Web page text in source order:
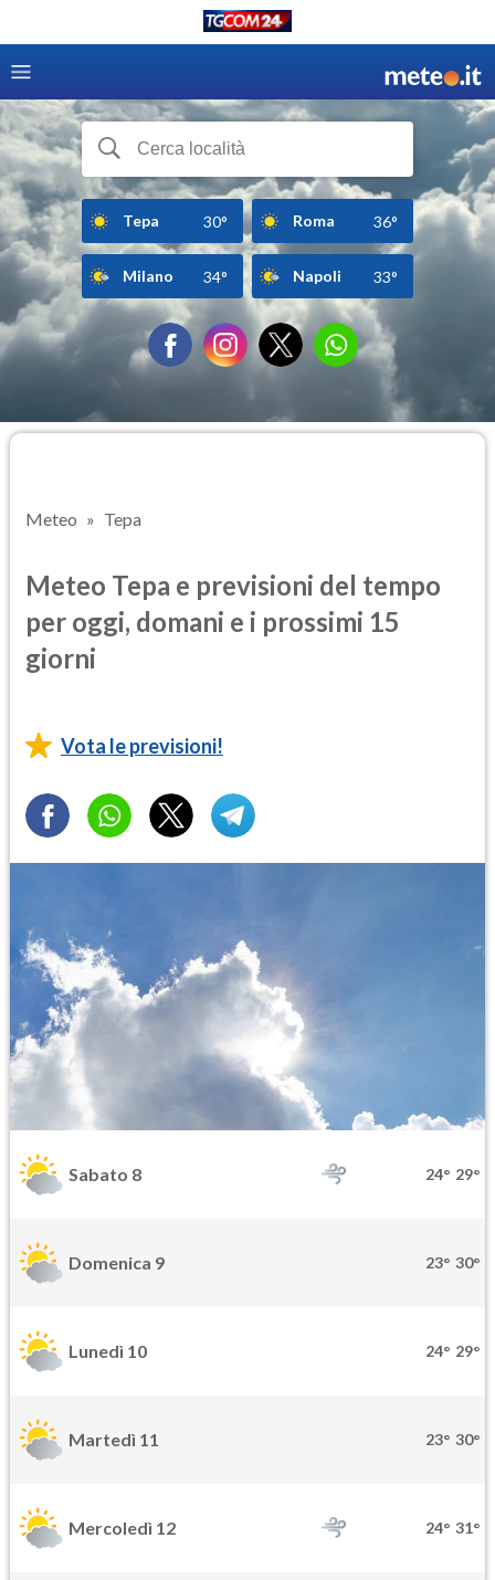
Tepa 30° Roma 36°
Milano 34° Napoli 33°
Meteo Tepa
Meteo Tepa e previsioni del tempo
per oggi, domani e i prossimi 15
giorni
Vota le previsioni!
Sabato 8 24° 29°
Domenica 9 23° 30°
Lunedì 10 24° 29°
Martedì 11 23° 30°
Mercoledì 12 24° 31°